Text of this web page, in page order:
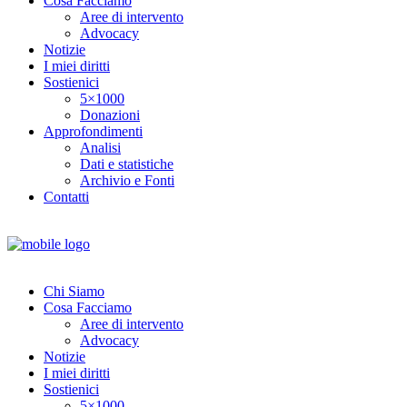
Aree di intervento
Advocacy
Notizie
I miei diritti
Sostienici
5×1000
Donazioni
Approfondimenti
Analisi
Dati e statistiche
Archivio e Fonti
Contatti
Chi Siamo
Cosa Facciamo
Aree di intervento
Advocacy
Notizie
I miei diritti
Sostienici